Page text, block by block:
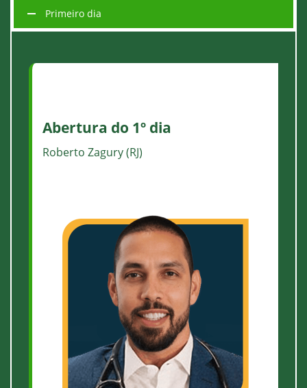
Primeiro dia
Abertura do 1º dia
Roberto Zagury (RJ)